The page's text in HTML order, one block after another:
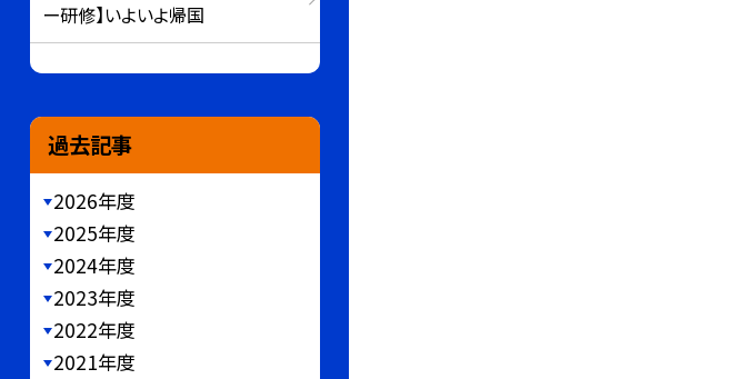
ー研修】いよいよ帰国
過去記事
2026年度
2025年度
2024年度
2023年度
2022年度
2021年度